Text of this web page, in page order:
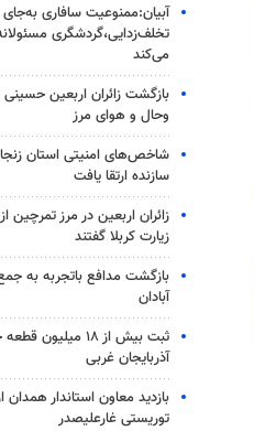
آبیان:ممنوعیت سافاری به‌جای
تخلف‌زدایی،گردشگری
می‌کند
بازگشت زائران اربعین حسینی
وحال و هوای مرز
شاخص‌های امنیتی استان
سازنده ارتقا یافت
زائران اربعین در مرز تمرچین
زیارت کربلا گفتند
بازگشت مدافع باتجربه به
آبادان
ثبت بیش از ۱۸
آذربایجان غربی
بازدید معاون استاندار
توریستی غارعلیصدر